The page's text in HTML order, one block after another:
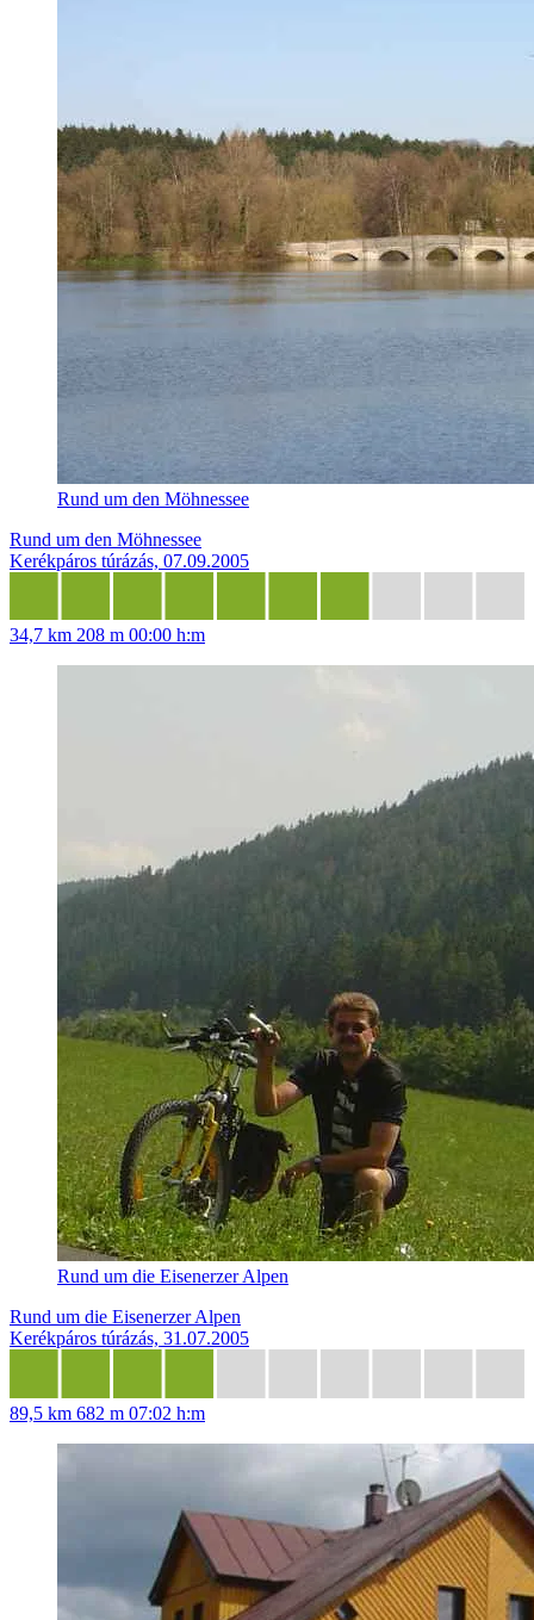
Rund um den Möhnessee
Rund um den Möhnessee
Kerékpáros túrázás, 07.09.2005
34,7 km 208 m 00:00 h:m
Rund um die Eisenerzer Alpen
Rund um die Eisenerzer Alpen
Kerékpáros túrázás, 31.07.2005
89,5 km 682 m 07:02 h:m